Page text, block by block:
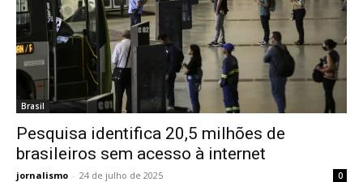
Brasil
Pesquisa identifica 20,5 milhões de
brasileiros sem acesso à internet
jornalismo - 24 de julho de 2025 0